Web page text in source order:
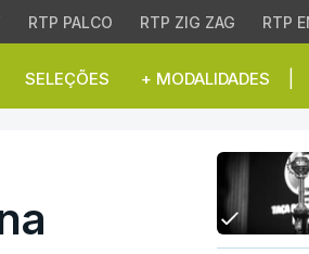
RTP PALCO RTP ZIG ZAG RTP
SELEÇÕES + MODALIDADES
Taça de